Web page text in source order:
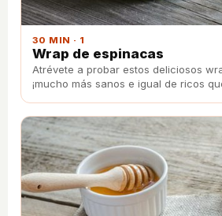
30 MIN · 1
Wrap de espinacas
Atrévete a probar estos deliciosos
¡mucho más sanos e igual de ricos